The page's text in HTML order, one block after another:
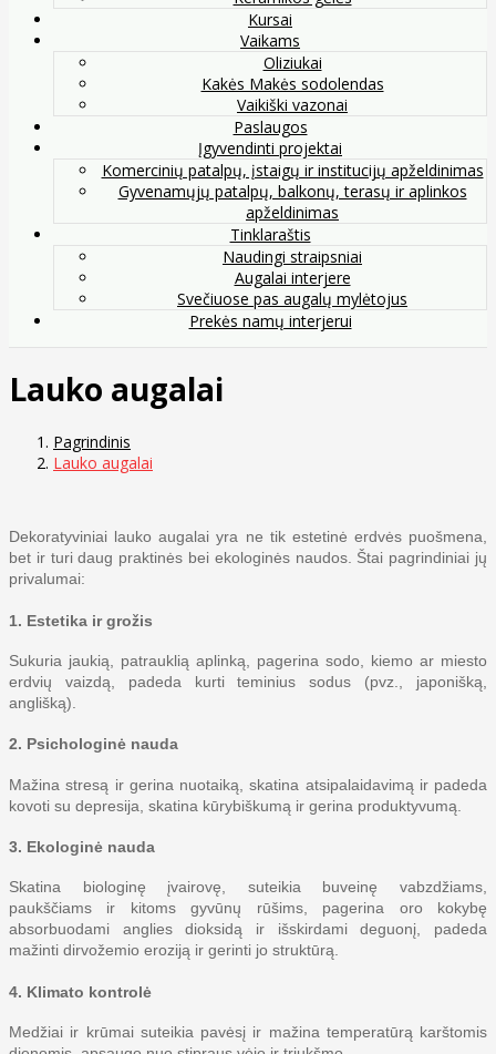
Kursai
Vaikams
Oliziukai
Kakės Makės sodolendas
Vaikiški vazonai
Paslaugos
Įgyvendinti projektai
Komercinių patalpų, įstaigų ir institucijų apželdinimas
Gyvenamųjų patalpų, balkonų, terasų ir aplinkos
apželdinimas
Tinklaraštis
Naudingi straipsniai
Augalai interjere
Svečiuose pas augalų mylėtojus
Prekės namų interjerui
Lauko augalai
Pagrindinis
Lauko augalai
Dekoratyviniai lauko augalai yra ne tik estetinė erdvės puošmena,
bet ir turi daug praktinės bei ekologinės naudos. Štai pagrindiniai jų
privalumai:
1. Estetika ir grožis
Sukuria jaukią, patrauklią aplinką, pagerina sodo, kiemo ar miesto
erdvių vaizdą, padeda kurti teminius sodus (pvz., japonišką,
anglišką).
2. Psichologinė nauda
Mažina stresą ir gerina nuotaiką, skatina atsipalaidavimą ir padeda
kovoti su depresija, skatina kūrybiškumą ir gerina produktyvumą.
3. Ekologinė nauda
Skatina biologinę įvairovę, suteikia buveinę vabzdžiams,
paukščiams ir kitoms gyvūnų rūšims, pagerina oro kokybę
absorbuodami anglies dioksidą ir išskirdami deguonį, padeda
mažinti dirvožemio eroziją ir gerinti jo struktūrą.
4. Klimato kontrolė
Medžiai ir krūmai suteikia pavėsį ir mažina temperatūrą karštomis